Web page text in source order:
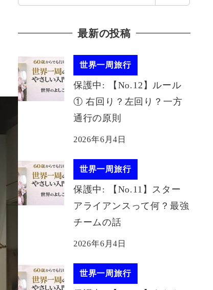
索
最新の投稿
世界一周旅行
保護中: 【No.12】ルール
① 右回り？左回り？一方
通行の原則
2026年6月4日
世界一周旅行
保護中: 【No.11】スター
アライアンスって何？最強
チームの話
2026年6月4日
世界一周旅行